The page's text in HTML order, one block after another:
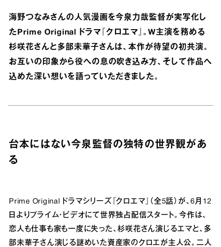
海野つなみさんの人気漫画を今泉力哉監督が実写化し
たPrime Original ドラマ『クロエマ』。W主演を務める
杉咲花さんと多部未華子さんは、本作が待望の初共演。
お互いの印象から役への息の吹き込み方、そして作品へ
込めた深い想いを語っていただきました。
台本にはない今泉監督の独特の世界観があ
る
Prime Original ドラマシリーズ『クロエマ』（全5話）が、6月12
日よりプライム・ビデオにて世界独占配信スタート。今作は、
恋人も仕事も家も一度に失った、杉咲花さん演じるエマと、多
部未華子さん演じる謎めいた資産家のクロエが主人公。二人